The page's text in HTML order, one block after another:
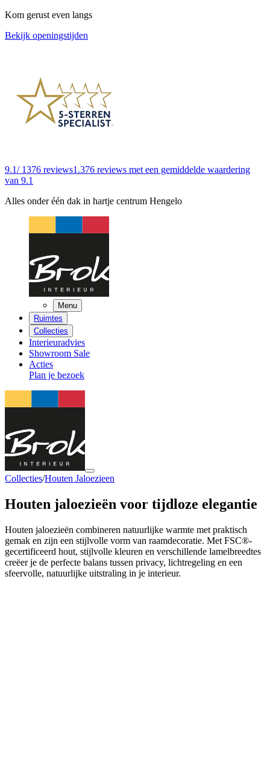
Kom gerust even langs
Bekijk openingstijden
9.1/ 1376 reviews1.376 reviews met een gemiddelde waardering
van 9.1
Alles onder één dak in hartje centrum Hengelo
Menu
Ruimtes
Collecties
Interieuradvies
Showroom Sale
Acties
Plan je bezoek
Collecties/Houten Jaloezieen
Houten jaloezieën voor tijdloze elegantie
Houten jaloezieën combineren natuurlijke warmte met praktisch
gemak en zijn een stijlvolle vorm van raamdecoratie. Met FSC®-
gecertificeerd hout, stijlvolle kleuren en verschillende lamelbreedtes
creëer je de perfecte balans tussen privacy, lichtregeling en een
sfeervolle, natuurlijke uitstraling in je interieur.